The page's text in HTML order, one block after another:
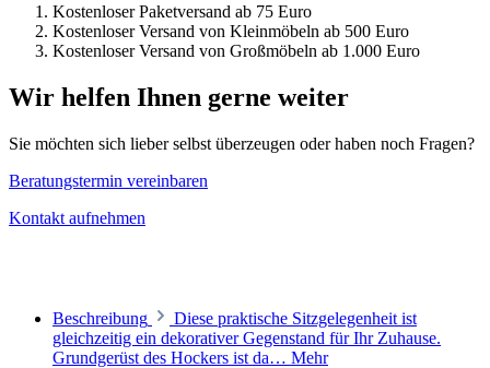
Kostenloser Paketversand ab 75 Euro
Kostenloser Versand von Kleinmöbeln ab 500 Euro
Kostenloser Versand von Großmöbeln ab 1.000 Euro
Wir helfen Ihnen gerne weiter
Sie möchten sich lieber selbst überzeugen oder haben noch Fragen?
Beratungstermin vereinbaren
Kontakt aufnehmen
Beschreibung
Diese praktische Sitzgelegenheit ist
gleichzeitig ein dekorativer Gegenstand für Ihr Zuhause.
Grundgerüst des Hockers ist da… Mehr